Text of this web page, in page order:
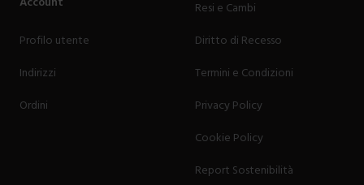
Profilo utente
Indirizzi
Ordini
Resi e Cambi
Diritto di Recesso
Termini e Condizioni
Privacy Policy
Cookie Policy
Report Sostenibilità